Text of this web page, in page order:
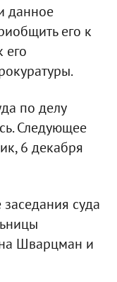
данное
его к
его
по делу
Следующее
6 декабря
суда
Шварцман и